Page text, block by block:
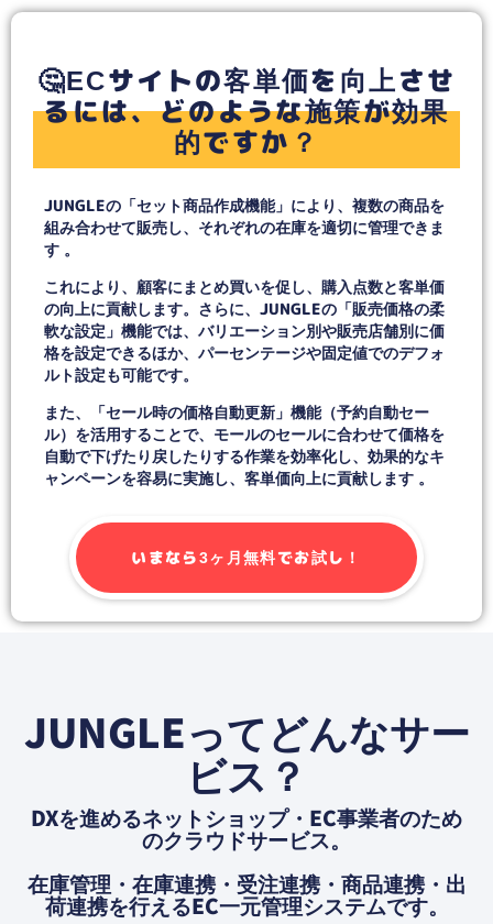
🤔ECサイトの客単価を向上させ
るには、どのような施策が効果
的ですか？
JUNGLEの「セット商品作成機能」により、複数の商品を
組み合わせて販売し、それぞれの在庫を適切に管理できま
す 。
これにより、顧客にまとめ買いを促し、購入点数と客単価
の向上に貢献します。さらに、JUNGLEの「販売価格の柔
軟な設定」機能では、バリエーション別や販売店舗別に価
格を設定できるほか、パーセンテージや固定値でのデフォ
ルト設定も可能です。
また、「セール時の価格自動更新」機能（予約自動セー
ル）を活用することで、モールのセールに合わせて価格を
自動で下げたり戻したりする作業を効率化し、効果的なキ
ャンペーンを容易に実施し、客単価向上に貢献します 。
いまなら3ヶ月無料でお試し！
JUNGLEってどんなサー
ビス？
DXを進めるネットショップ・EC事業者のため
のクラウドサービス。
在庫管理・在庫連携・受注連携・商品連携・出
荷連携を⾏えるEC⼀元管理システムです。